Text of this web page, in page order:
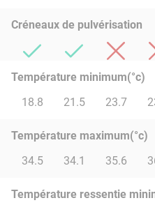
Créneaux de pulvérisation
Température minimum(°c)
18.8
21.5 23.7
Température maximum(°c)
34.5
34.1 35.6
Température ressentie